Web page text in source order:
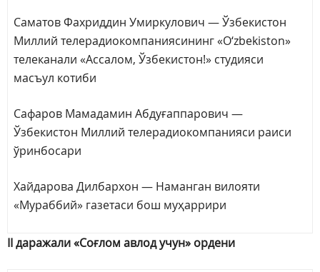
Саматов Фахриддин Умиркулович — Ўзбекистон
Миллий телерадиокомпаниясининг «O‘zbekiston»
телеканали «Ассалом, Ўзбекистон!» студияси
масъул котиби
Сафаров Мамадамин Абдуғаппарович —
Ўзбекистон Миллий телерадиокомпанияси раиси
ўринбосари
Хайдарова Дилбархон — Наманган вилояти
«Мураббий» газетаси бош муҳаррири
II даражали «Соғлом авлод учун» ордени